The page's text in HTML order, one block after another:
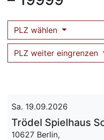
PLZ wählen
PLZ weiter eingrenzen
Sa. 19.09.2026
Trödel Spielhaus
10627 Berlin,